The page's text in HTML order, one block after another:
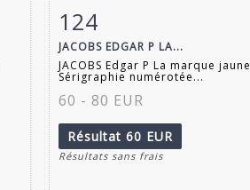
Fiche détaillée
124
JACOBS EDGAR P LA...
JACOBS Edgar P La marque jaune
Sérigraphie numérotée...
60 - 80 EUR
Résultat 60 EUR
Résultats sans frais